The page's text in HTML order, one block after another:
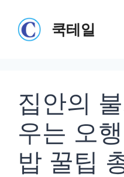
쿡테일
집안의
우는 오
밥 꿀팁